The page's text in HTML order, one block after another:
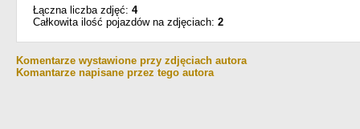
Łączna liczba zdjęć: 4
Całkowita ilość pojazdów na zdjęciach: 2
Komentarze wystawione przy zdjęciach autora
Komantarze napisane przez tego autora